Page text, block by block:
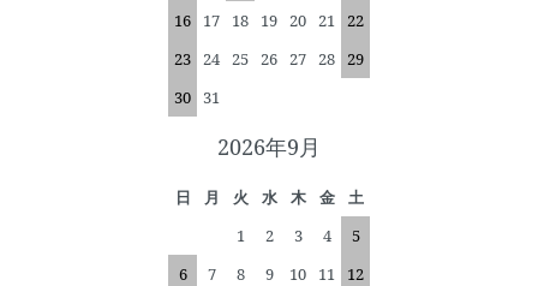
16
17 18 19 20 21
22
23
24 25 26 27 28
29
30 31
2026年9月
日 月 火 水 木 金
土
1
2 3 4
5
6
7 8 9 10 11
12